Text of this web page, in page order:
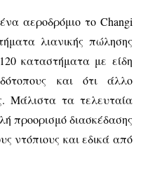
αεροδρόμιο το Changi
λιανικής πώλησης
καταστήματα με είδη
και ότι άλλο
Μάλιστα τα τελευταία
προορισμό διασκέδασης
ντόπιους και εδικά από